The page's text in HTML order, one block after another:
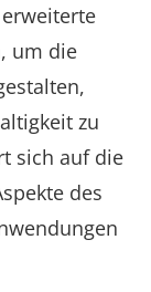
um die
zu
sich auf die
des